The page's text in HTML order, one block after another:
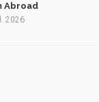
Abroad
2026